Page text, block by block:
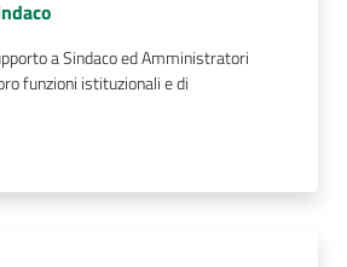
a Sindaco ed Amministratori
funzioni istituzionali e di